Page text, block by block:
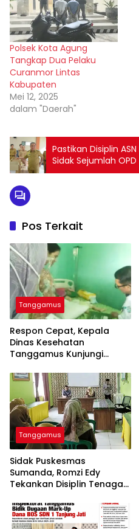
Polsek Kota Agung
Tangkap Dua Pelaku
Curanmor Lintas
Kabupaten
Mei 12, 2025
dalam "Daerah"
Pastikan Disiplin
Sidak Sejumlah OPD
Pos Terkait
Tanggamus
Respon Cepat, Kepala
Dinas Kesehatan
Tanggamus Kunjungi
Dan Balita Mengidap
Kelainan Jantung
Tanggamus
Sidak Puskesmas
Sumanda, Romzi Edy
Tekankan Disiplin Tenaga